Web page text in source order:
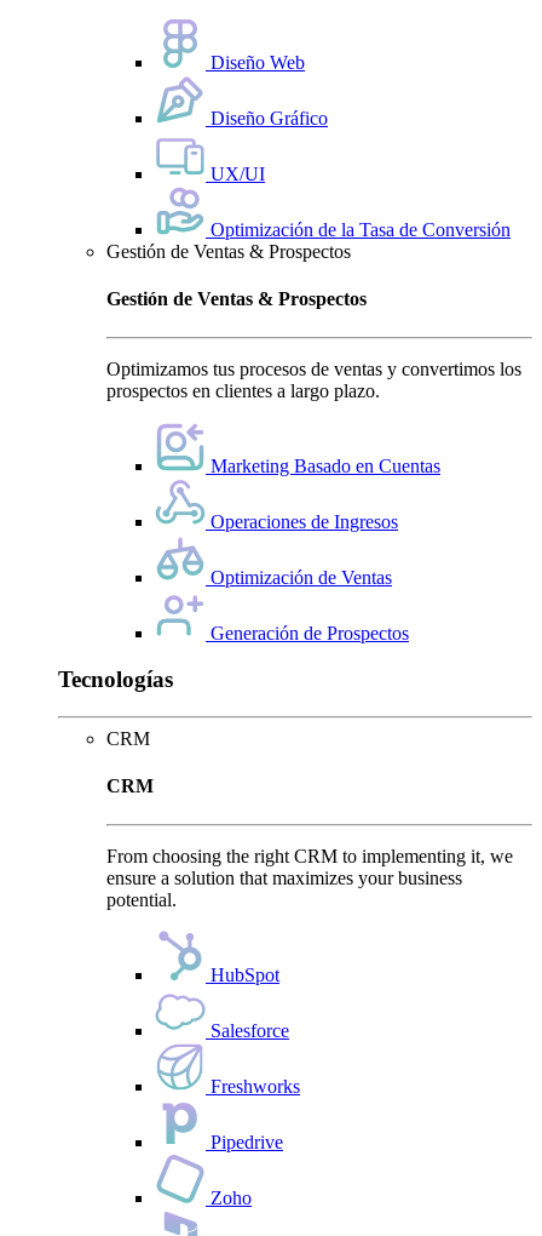
Diseño Web
Diseño Gráfico
UX/UI
Optimización de la Tasa de Conversión
Gestión de Ventas & Prospectos
Gestión de Ventas & Prospectos
Optimizamos tus procesos de ventas y convertimos los
prospectos en clientes a largo plazo.
Marketing Basado en Cuentas
Operaciones de Ingresos
Optimización de Ventas
Generación de Prospectos
Tecnologías
CRM
CRM
From choosing the right CRM to implementing it, we
ensure a solution that maximizes your business
potential.
HubSpot
Salesforce
Freshworks
Pipedrive
Zoho